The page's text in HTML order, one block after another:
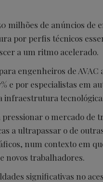
milhões de anúncios de
por perfis técnicos
a um ritmo acelerado.
engenheiros de
e por especialistas em
infraestrutura
o mercado de
a ultrapassar o de
num contexto em
novos trabalhadores.
significativas no